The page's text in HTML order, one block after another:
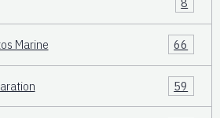
Marine 66
59